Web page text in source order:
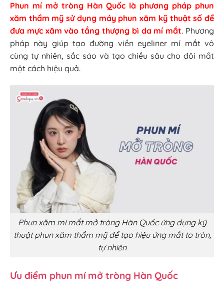
Phun mí mở tròng Hàn Quốc là phương pháp phun
xăm thẩm mỹ sử dụng máy phun xăm kỹ thuật số để
đưa mực xăm vào tầng thượng bì da mí mắt. Phương
pháp này giúp tạo đường viền eyeliner mí mắt vô
cùng tự nhiên, sắc sảo và tạo chiều sâu cho đôi mắt
một cách hiệu quả.
Phun xăm mí mắt mở tròng Hàn Quốc ứng dụng kỹ
thuật phun xăm thẩm mỹ để tạo hiệu ứng mắt to tròn,
tự nhiên
Ưu điểm phun mí mở tròng Hàn Quốc